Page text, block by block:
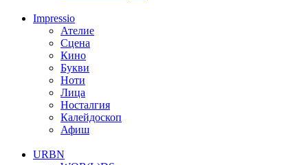
Impressio
Ателие
Сцена
Кино
Букви
Ноти
Лица
Носталгия
Калейдоскоп
Афиш
URBN